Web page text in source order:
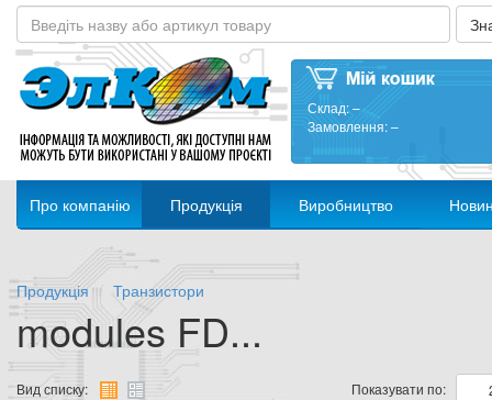
Склад:–
Замовлення:–
Про компанію Продукція Виробництво
Продукція Транзистори
modules FD...
Вид списку: Показувати по: